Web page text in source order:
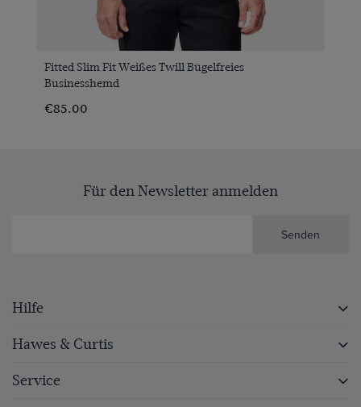
Fitted Slim Fit Weißes Twill Bügelfreies
Businesshemd
€85.00
Für den Newsletter anmelden
Senden
Hilfe
Hawes & Curtis
Service